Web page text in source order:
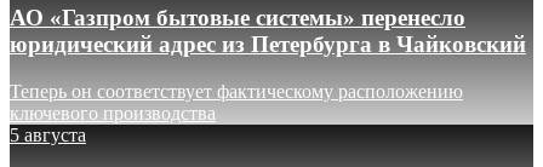
АО «Газпром бытовые системы» перенесло
юридический адрес из Петербурга в Чайковский
Теперь он соответствует фактическому расположению
ключевого производства
5 августа